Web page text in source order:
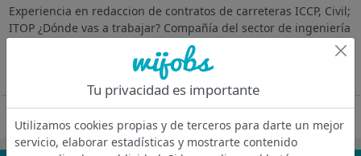
Experiencia en redaccion de contratos de carreteras ICCP, Civil;
ITOP ¿Dónde vas a trabajar? Compañía del sector de ingeniería
y consultoría especializada en la gestión, supervisión y control
de obras de infraestructuras viarias, con amplia...
Tu privacidad es importante
Utilizamos cookies propias y de terceros para darte un mejor
servicio, elaborar estadísticas y mostrarte contenido